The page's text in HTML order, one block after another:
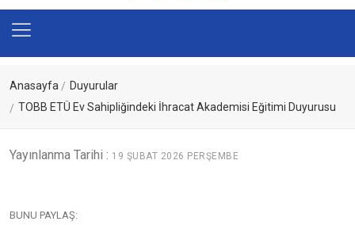
Anasayfa
Duyurular
TOBB ETÜ Ev Sahipliğindeki İhracat Akademisi Eğitimi Duyurusu
Yayınlanma Tarihi : 19 ŞUBAT 2026 PERŞEMBE
BUNU PAYLAŞ: